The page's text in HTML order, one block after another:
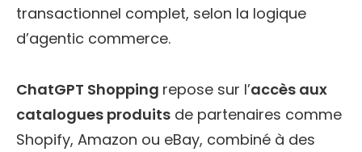
transactionnel complet, selon la logique
d’agentic commerce.
ChatGPT Shopping repose sur l’accès aux
catalogues produits de partenaires comme
Shopify, Amazon ou eBay, combiné à des